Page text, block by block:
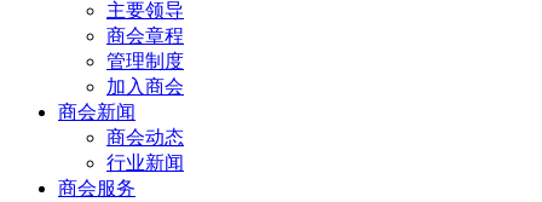
主要领导
商会章程
管理制度
加入商会
商会新闻
商会动态
行业新闻
商会服务